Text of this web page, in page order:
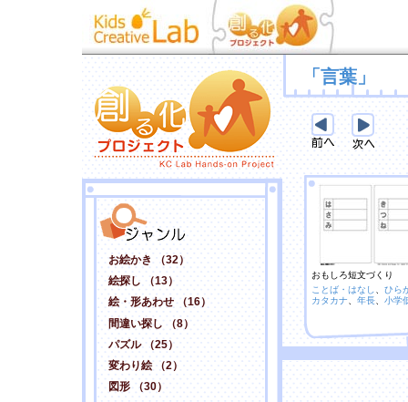
お絵かき （32）
絵探し （13）
絵・形あわせ （16）
間違い探し （8）
パズル （25）
変わり絵 （2）
図形 （30）
「言葉」
おもしろ短文づくり
ことば・はなし
ひら
カタカナ
年長 小学